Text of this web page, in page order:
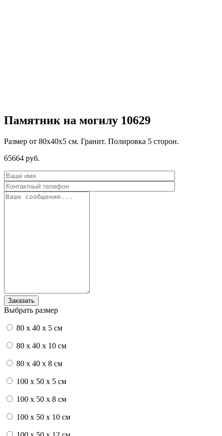
Памятник на могилу 10629
Размер от 80х40х5 см. Гранит. Полировка 5 сторон.
65664 руб.
Выбрать размер
80 x 40 x 5 см
80 x 40 x 10 см
80 x 40 x 8 см
100 x 50 x 5 см
100 х 50 х 8 см
100 x 50 x 10 см